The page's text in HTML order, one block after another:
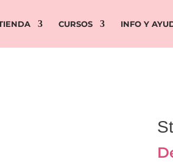
CURSOS INFO Y